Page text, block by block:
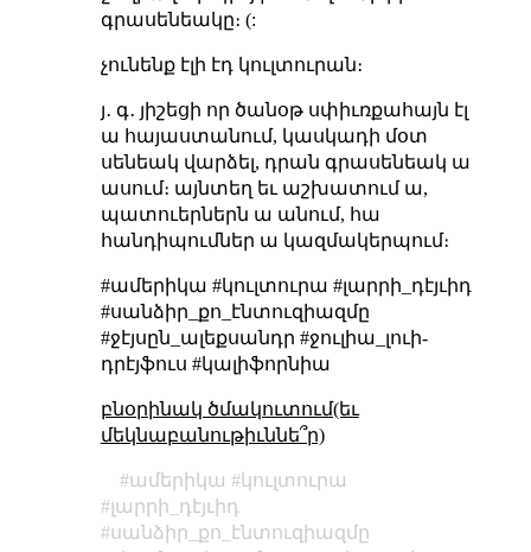
գրասենեակը։ (:
չունենք էլի էդ կուլտուրան։
յ․ գ․ յիշեցի որ ծանօթ սփիւռքահայն էլ
ա հայաստանում, կասկադի մօտ
սենեակ վարձել, դրան գրասենեակ ա
ասում։ այնտեղ եւ աշխատում ա,
պատուերներն ա անում, հա
հանդիպումներ ա կազմակերպում։
#ամերիկա #կուլտուրա #լարրի_դէյւիդ
#սանձիր_քո_էնտուզիազմը
#ջէյսըն_ալեքսանդր #ջուլիա_լուի-
դրէյֆուս #կալիֆորնիա
բնօրինակ ծմակուտում(եւ
մեկնաբանութիւննե՞ր)
ամերիկա
կուլտուրա
լարրի_դէյւիդ
սանձիր_քո_էնտուզիազմը